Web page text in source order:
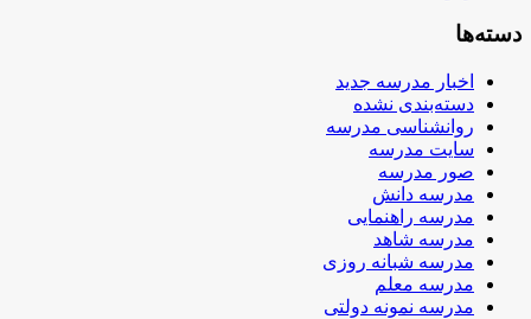
دسته‌ها
اخبار مدرسه جدید
دسته‌بندی نشده
روانشناسی مدرسه
سایت مدرسه
صور مدرسه
مدرسه دانش
مدرسه راهنمایی
مدرسه شاهد
مدرسه شبانه روزی
مدرسه معلم
مدرسه نمونه دولتی